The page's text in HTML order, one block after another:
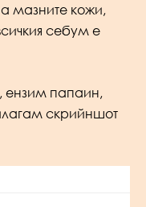
мазните кожи,
себум е
ензим папаин,
скрийншот